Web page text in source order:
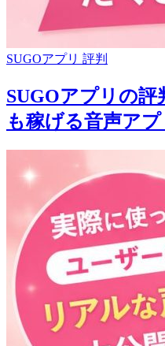
SUGOアプリ 評判
SUGOアプリの評
も稼げる音声ア